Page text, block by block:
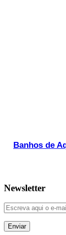
Banhos de
Newsletter
Enviar